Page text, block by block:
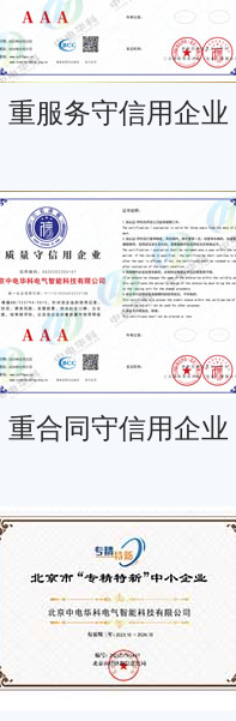
重服务守信用企业
重合同守信用企业